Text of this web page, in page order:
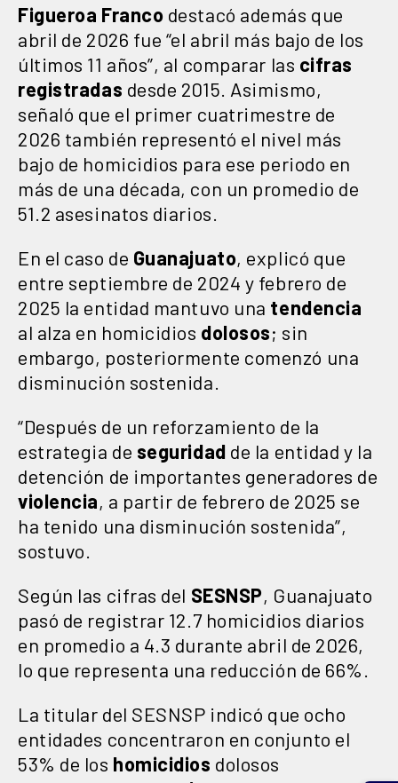
Figueroa Franco destacó además que
abril de 2026 fue “el abril más bajo de los
últimos 11 años”, al comparar las cifras
registradas desde 2015. Asimismo,
señaló que el primer cuatrimestre de
2026 también representó el nivel más
bajo de homicidios para ese periodo en
más de una década, con un promedio de
51.2 asesinatos diarios.
En el caso de Guanajuato, explicó que
entre septiembre de 2024 y febrero de
2025 la entidad mantuvo una tendencia
al alza en homicidios dolosos; sin
embargo, posteriormente comenzó una
disminución sostenida.
“Después de un reforzamiento de la
estrategia de seguridad de la entidad y la
detención de importantes generadores de
violencia, a partir de febrero de 2025 se
ha tenido una disminución sostenida”,
sostuvo.
Según las cifras del SESNSP, Guanajuato
pasó de registrar 12.7 homicidios diarios
en promedio a 4.3 durante abril de 2026,
lo que representa una reducción de 66%.
La titular del SESNSP indicó que ocho
entidades concentraron en conjunto el
53% de los homicidios dolosos